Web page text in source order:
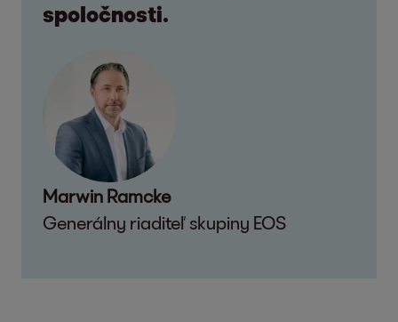
spoločnosti.
Marwin Ramcke
Generálny riaditeľ skupiny EOS